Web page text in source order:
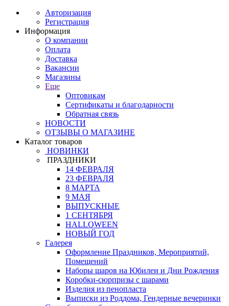
Авторизация
Регистрация
Информация
О компании
Оплата
Доставка
Вакансии
Магазины
Еще
Оптовикам
Сертификаты и благодарности
Обратная связь
НОВОСТИ
ОТЗЫВЫ О МАГАЗИНЕ
Каталог товаров
НОВИНКИ
ПРАЗДНИКИ
14 ФЕВРАЛЯ
23 ФЕВРАЛЯ
8 МАРТА
9 МАЯ
ВЫПУСКНЫЕ
1 СЕНТЯБРЯ
HALLOWEEN
НОВЫЙ ГОД
Галерея
Оформление Праздников, Мероприятий,
Помещений
Наборы шаров на Юбилеи и Дни Рождения
Коробки-сюрпризы с шарами
Изделия из пенопласта
Выписки из Роддома, Гендерные вечеринки